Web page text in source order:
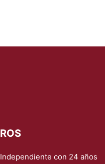
con 24 años